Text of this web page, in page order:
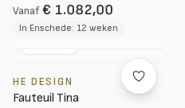
Vanaf € 1.082,00
In Enschede: 12 weken
HE DESIGN
Fauteuil Tina